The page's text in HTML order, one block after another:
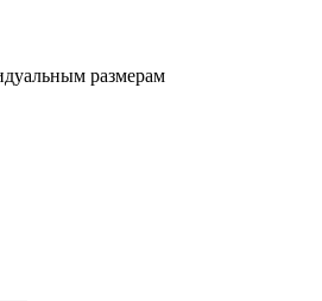
размерам